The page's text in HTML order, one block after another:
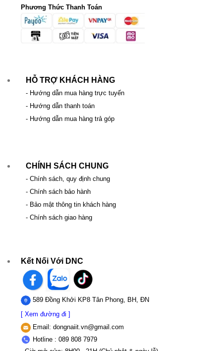
Phương Thức Thanh Toán
HỖ TRỢ KHÁCH HÀNG
- Hướng dẫn mua hàng trực tuyến
- Hướng dẫn thanh toán
- Hướng dẫn mua hàng trả góp
CHÍNH SÁCH CHUNG
- Chính sách, quy định chung
- Chính sách bảo hành
- Bảo mật thông tin khách hàng
- Chính sách giao hàng
Kết Nối Với DNC
589 Đồng Khởi KP8 Tân Phong, BH, ĐN
[ Xem đường đi ]
Email: dongnaiit.vn@gmail.com
Hotline : 089 808 7979